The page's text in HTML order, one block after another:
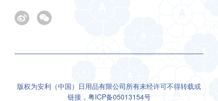
版权为安利（中国）日用品有限公司所有未经许可不得转载或
链接， 粤ICP备05013154号